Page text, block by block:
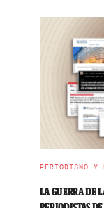
PERIODISMO Y
LA GUERRA DE